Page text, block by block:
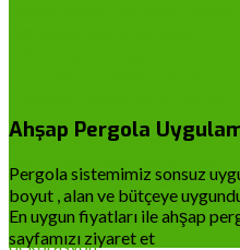
Ahşap Pergola
Pergola sistemimiz sonsuz
boyut , alan ve bütçeye
En uygun fiyatları ile ahşap
sayfamızı ziyaret et